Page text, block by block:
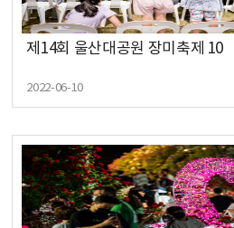
제14회 울산대공원 장미축제 10
2022-06-10